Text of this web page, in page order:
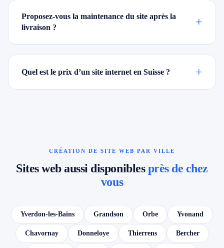
Proposez-vous la maintenance du site après la
livraison ?
+
Quel est le prix d’un site internet en Suisse ? +
CRÉATION DE SITE WEB PAR VILLE
Sites web aussi disponiblesprès de chez
vous
Yverdon-les-Bains Grandson Orbe Yvonand
Chavornay Donneloye Thierrens Bercher